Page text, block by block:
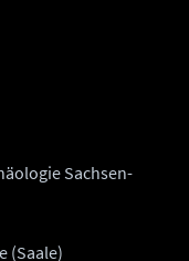
Sachsen-
(Saale)